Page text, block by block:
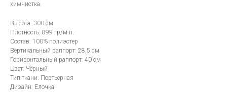
химчистка.
Высота: 300 см
Плотность: 899 гр/м.п.
Состав: 100% полиэстер
Вертикальный раппорт: 28,5 см
Горизонтальный раппорт: 40 см
Цвет: Чёрный
Тип ткани: Портьерная
Дизайн: Елочка